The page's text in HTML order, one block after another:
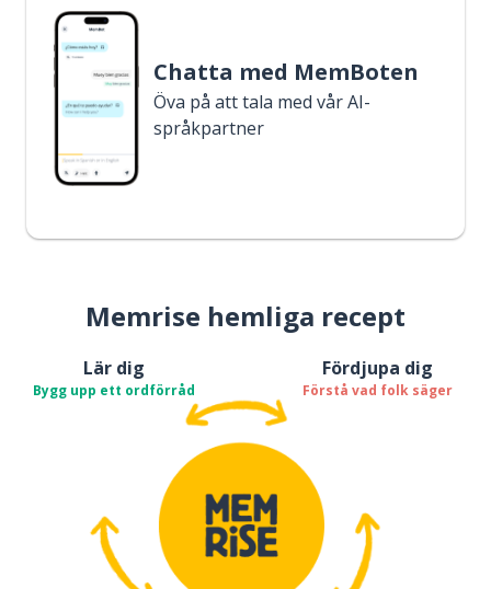
Chatta med MemBoten
Öva på att tala med vår AI-
språkpartner
Memrise hemliga recept
Lär dig
Bygg upp ett ordförråd
Fördjupa dig
Förstå vad folk säger